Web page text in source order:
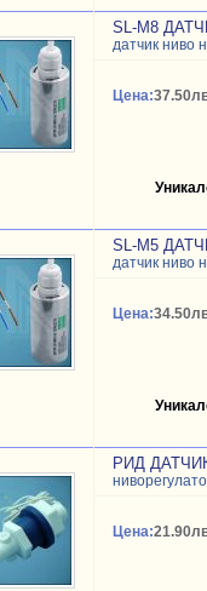
SL-M8
датчик ниво
Цена:
SL-M5
датчик ниво
Цена:
РИД
Цена: